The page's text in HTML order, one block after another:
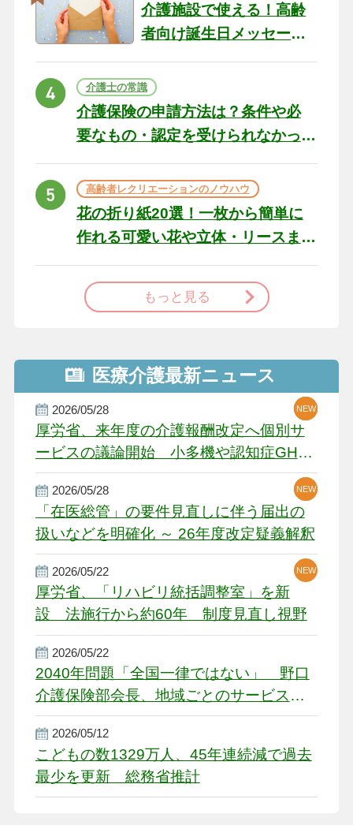
介護施設で使える！高齢
者向け誕生日メッセージ
ト
介護士の常識
介護保険の申請方法は？条件や必
要なもの・認定を受けられなかっ
高齢者レクリエーションのノウハウ
花の折り紙20選！一枚から簡単に
作れる可愛い花や立体・リースま
もっと見る
医療介護最新ニュース
2026/05/28
厚労省、来年度の介護報酬改定へ個別サ
ービスの議論開始 小多機や認知症GH、
厳しい経営環境に危機感
NEW
NEW
NEW
2026/05/28
「在医総管」の要件見直しに伴う届出の
扱いなどを明確化 ～ 26年度改定疑義解釈
NEW
NEW
2026/05/22
厚労省、「リハビリ統括調整室」を新
設 法施行から約60年 制度見直し視野
NEW
2026/05/22
2040年問題「全国一律ではない」 野口
介護保険部会長、地域ごとのサービス基
盤整備を促す
2026/05/12
こどもの数1329万人、45年連続減で過去
最少を更新 総務省推計